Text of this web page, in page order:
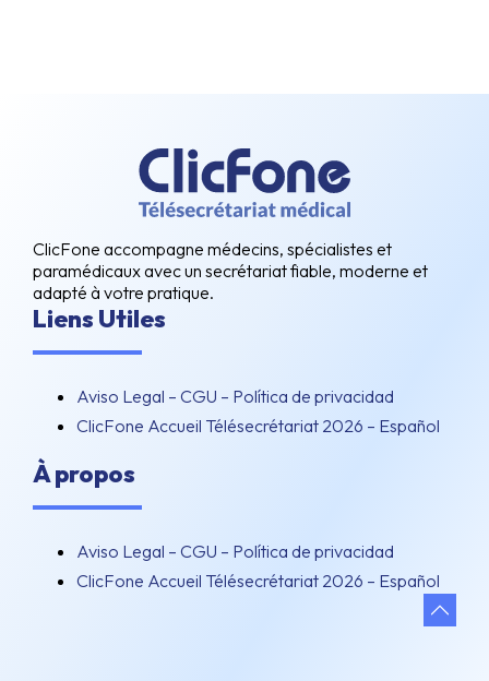
ClicFone accompagne médecins, spécialistes et
paramédicaux avec un secrétariat fiable, moderne et
adapté à votre pratique.
Liens Utiles
Aviso Legal – CGU – Política de privacidad
ClicFone Accueil Télésecrétariat 2026 – Español
À propos
Aviso Legal – CGU – Política de privacidad
ClicFone Accueil Télésecrétariat 2026 – Español